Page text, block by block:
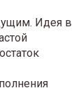
Идея в